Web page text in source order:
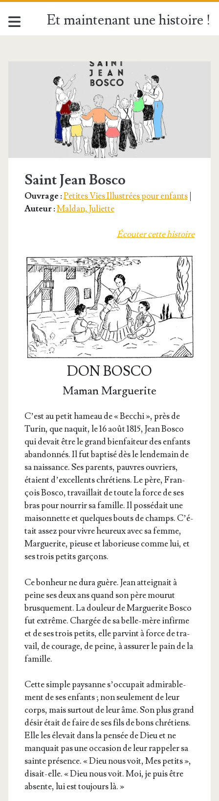
Et maintenant une histoire !
Étiquette :
<span>Maman
Marguerite</span>
Saint Jean Bosco
Ouvrage :Petites Vies Illustrées pour enfants|
Auteur :Maldan, Juliette
Écou­ter cette histoire
DON BOSCO
Maman Marguerite
C’est au petit hameau de « Bec­chi », près de
Turin, que naquit, le 16 août 1815, Jean Bos­co
qui devait être le grand bien­fai­teur des enfants
aban­don­nés. Il fut bap­ti­sé dès le len­de­main de
sa nais­sance. Ses parents, pauvres ouvriers,
étaient d’ex­cel­lents chré­tiens. Le père, Fran­
çois Bos­co, tra­vaillait de toute la force de ses
bras pour nour­rir sa famille. Il pos­sé­dait une
mai­son­nette et quelques bouts de champs. C’é­
tait assez pour vivre heu­reux avec sa femme,
Mar­gue­rite, pieuse et labo­rieuse comme lui, et
ses trois petits garçons.
Ce bon­heur ne dura guère. Jean attei­gnait à
peine ses deux ans quand son père mou­rut
brus­que­ment. La dou­leur de Mar­gue­rite Bos­co
fut extrême. Char­gée de sa belle-mère infirme
et de ses trois petits, elle par­vint à force de tra­
vail, de cou­rage, de peine, à assu­rer le pain de la
famille.
Cette simple pay­sanne s’oc­cu­pait admi­ra­ble­
ment de ses enfants ; non seule­ment de leur
corps, mais sur­tout de leur âme. Son plus grand
désir était de faire de ses fils de bons chré­tiens.
Elle les éle­vait dans la pen­sée de Dieu et ne
man­quait pas une occa­sion de leur rap­pe­ler sa
sainte pré­sence. « Dieu nous voit, Mes petits »,
disait-elle. « Dieu nous voit. Moi, je puis être
absente, lui est tou­jours là. »